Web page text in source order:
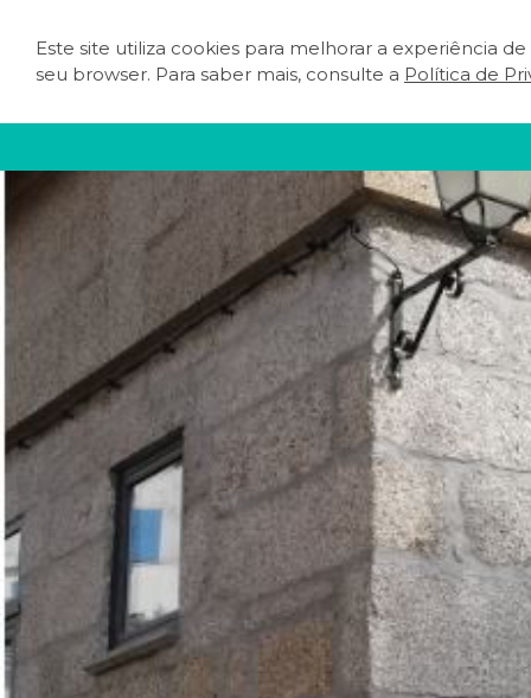
Este site utiliza cookies para melhorar a experiência
seu browser. Para saber mais, consulte a Política de
O QUE FAZER